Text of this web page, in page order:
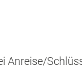
Anreise/